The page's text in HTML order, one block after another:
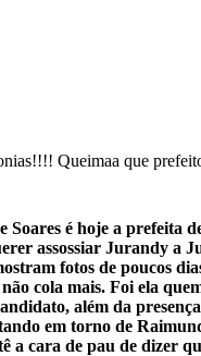
Queimaa que
Soares é hoje a prefeita
assossiar Jurandy a
fotos de poucos
cola mais. Foi ela
além da
em torno de
a cara de pau de dizer